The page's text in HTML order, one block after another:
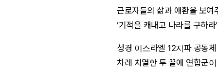
근로자들의 삶과 애환을 보
'기적을 캐내고 나라를 구하
성경 이스라엘 12지파 공동
차례 치열한 투 끝에 연합군